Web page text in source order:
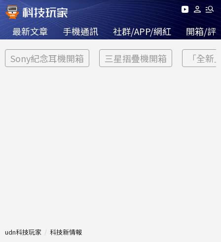
最新文章 手機通訊 社群/APP/網紅 開箱/評
Sony紀念耳機開箱 三星摺疊機開箱 「全新
udn科技玩家 科技新情報